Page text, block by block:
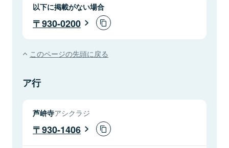
以下に掲載がない場合
930-0200
このページの先頭に戻る
ア行
芦峅寺アシクラジ
930-1406